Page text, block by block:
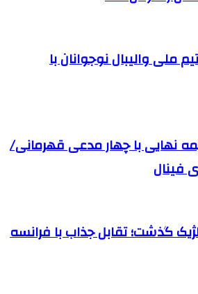
ملی والیبال نوجوانان با
نهایی با چهار مدعی قهرمانی/
فینال
گذشت؛ تقابل جذاب با فرانسه